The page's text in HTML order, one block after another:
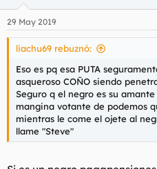
e
s
29 May 2019
liachu69 rebuznó:
Eso es pq esa PUTA
asqueroso COÑO siendo
Seguro q el negro es su
mangina votante de podemos
mientras le come el ojete al
llame "Steve"